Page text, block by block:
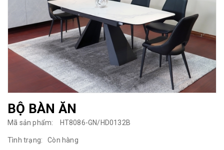
BỘ BÀN ĂN
Mã sản phẩm: HT8086-GN/HD0132B
Tình trạng: Còn hàng